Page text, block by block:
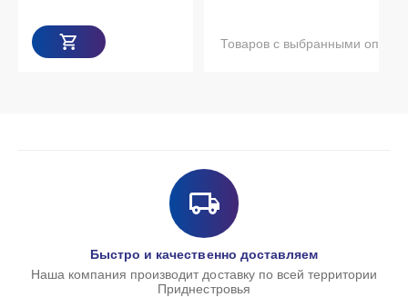
Товаров с выбранными опциями нет в
Быстро и качественно доставляем
Наша компания производит доставку по всей территории
Приднестровья